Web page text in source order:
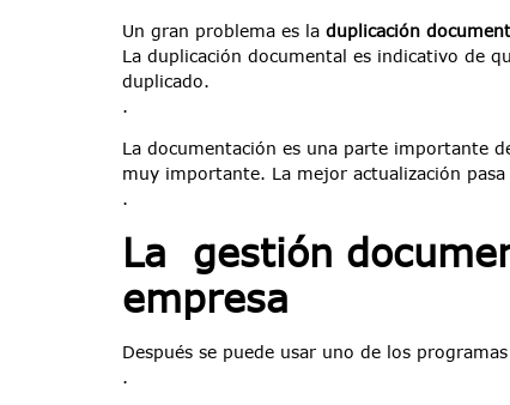
Un gran problema es la duplicación
La duplicación documental es indicativo de
duplicado.
.
La documentación es una parte importante
muy importante. La mejor actualización
.
La gestión
empresa
Después se puede usar uno de los
.